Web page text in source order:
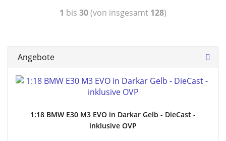
1 bis 30(von insgesamt 128)
Angebote
1:18 BMW E30 M3 EVO in Darkar Gelb - DieCast -
inklusive OVP